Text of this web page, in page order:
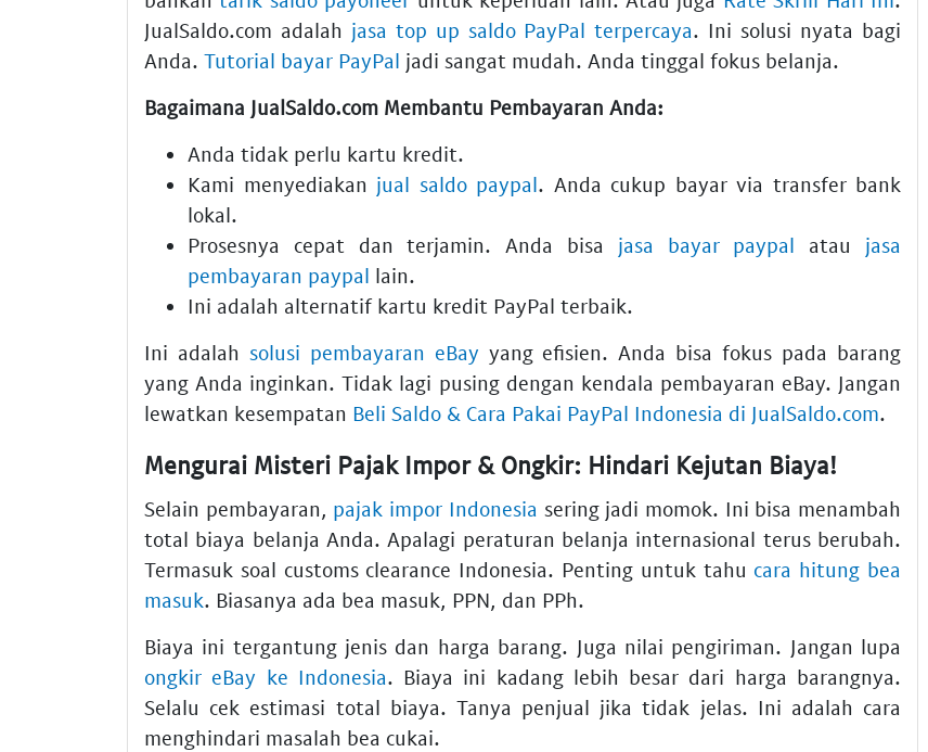
JualSaldo.com adalah jasa top up saldo PayPal terpercaya. Ini solusi nyata bagi
Anda. Tutorial bayar PayPal jadi sangat mudah. Anda tinggal fokus belanja.
Bagaimana JualSaldo.com Membantu Pembayaran Anda:
Anda tidak perlu kartu kredit.
Kami menyediakan jual saldo paypal. Anda cukup bayar via transfer bank
lokal.
Prosesnya cepat dan terjamin. Anda bisa jasa bayar paypal atau jasa
pembayaran paypal lain.
Ini adalah alternatif kartu kredit PayPal terbaik.
Ini adalah solusi pembayaran eBay yang efisien. Anda bisa fokus pada barang
yang Anda inginkan. Tidak lagi pusing dengan kendala pembayaran eBay. Jangan
lewatkan kesempatan Beli Saldo & Cara Pakai PayPal Indonesia di JualSaldo.com.
Mengurai Misteri Pajak Impor & Ongkir: Hindari Kejutan Biaya!
Selain pembayaran, pajak impor Indonesia sering jadi momok. Ini bisa menambah
total biaya belanja Anda. Apalagi peraturan belanja internasional terus berubah.
Termasuk soal customs clearance Indonesia. Penting untuk tahu cara hitung bea
masuk. Biasanya ada bea masuk, PPN, dan PPh.
Biaya ini tergantung jenis dan harga barang. Juga nilai pengiriman. Jangan lupa
ongkir eBay ke Indonesia. Biaya ini kadang lebih besar dari harga barangnya.
Selalu cek estimasi total biaya. Tanya penjual jika tidak jelas. Ini adalah cara
menghindari masalah bea cukai.